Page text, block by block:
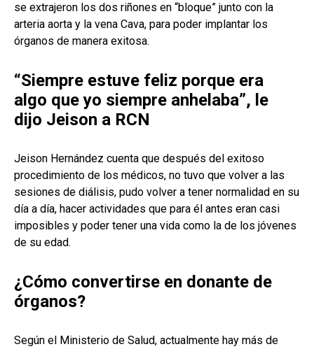
se extrajeron los dos riñones en “bloque” junto con la
arteria aorta y la vena Cava, para poder implantar los
órganos de manera exitosa.
“Siempre estuve feliz porque era
algo que yo siempre anhelaba”, le
dijo Jeison a RCN
Jeison Hernández cuenta que después del exitoso
procedimiento de los médicos, no tuvo que volver a las
sesiones de diálisis, pudo volver a tener normalidad en su
día a día, hacer actividades que para él antes eran casi
imposibles y poder tener una vida como la de los jóvenes
de su edad.
¿Cómo convertirse en donante de
órganos?
Según el Ministerio de Salud, actualmente hay más de